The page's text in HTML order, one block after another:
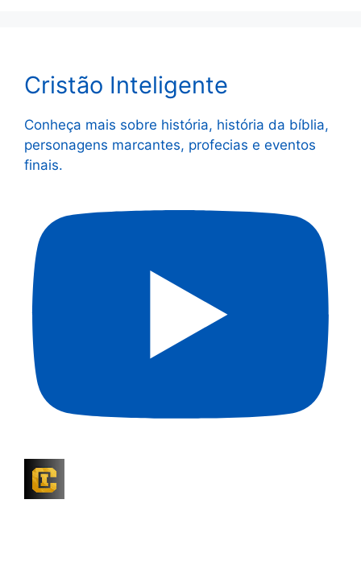
Cristão Inteligente
Conheça mais sobre história, história da bíblia,
personagens marcantes, profecias e eventos
finais.